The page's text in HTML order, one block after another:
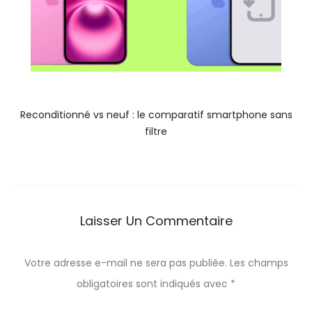
Reconditionné vs neuf : le comparatif smartphone sans
filtre
Laisser Un Commentaire
Votre adresse e-mail ne sera pas publiée. Les champs
obligatoires sont indiqués avec *